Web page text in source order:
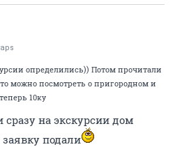
определились)) Потом прочитали
можно посмотреть о пригородном и
10ку
на экскурсии дом
подали